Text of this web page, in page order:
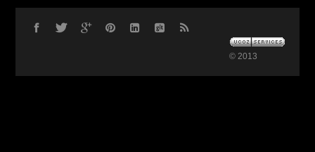
© 2013